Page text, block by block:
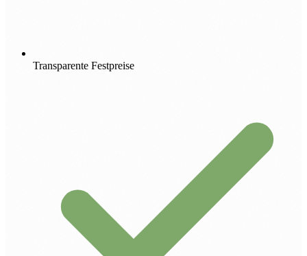
Transparente Festpreise